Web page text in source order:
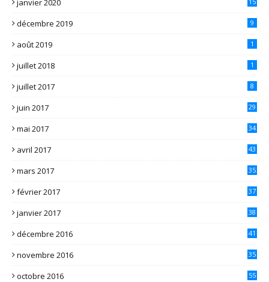
janvier 2020
décembre 2019 9
août 2019 1
juillet 2018 1
juillet 2017 8
juin 2017 29
mai 2017 34
avril 2017 43
mars 2017 35
février 2017 37
janvier 2017 38
décembre 2016 41
novembre 2016 35
octobre 2016 55